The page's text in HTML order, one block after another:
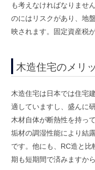
も考えなければなりませ
のにはリスクがあり、地
映されます。固定資産税
木造住宅のメリ
木造住宅は日本では住宅
適していますし、盛んに
木材自体が断熱性を持っ
垢材の調湿性能により結
です。他にも、RC造と
期も短期間で済みますか